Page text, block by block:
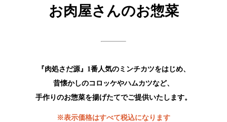
お肉屋さんのお惣菜
『肉処さだ源』1番人気のミンチカツをはじめ、
昔懐かしのコロッケやハムカツなど、
手作りのお惣菜を揚げたてでご提供いたします。
※表示価格はすべて税込になります